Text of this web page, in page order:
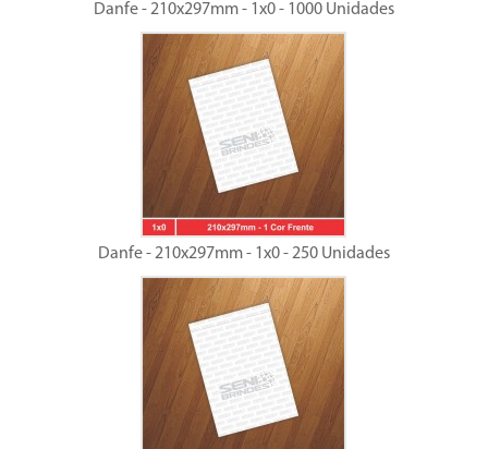
Danfe - 210x297mm - 1x0 - 1000 Unidades
Danfe - 210x297mm - 1x0 - 250 Unidades